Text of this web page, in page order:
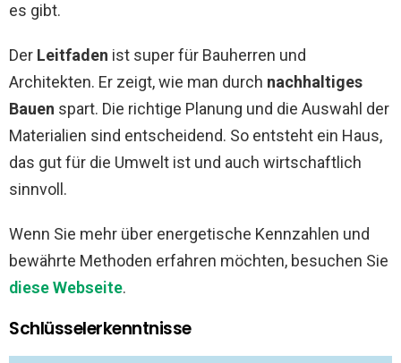
es gibt.
Der Leitfaden ist super für Bauherren und
Architekten. Er zeigt, wie man durch nachhaltiges
Bauen spart. Die richtige Planung und die Auswahl der
Materialien sind entscheidend. So entsteht ein Haus,
das gut für die Umwelt ist und auch wirtschaftlich
sinnvoll.
Wenn Sie mehr über energetische Kennzahlen und
bewährte Methoden erfahren möchten, besuchen Sie
diese Webseite.
Schlüsselerkenntnisse